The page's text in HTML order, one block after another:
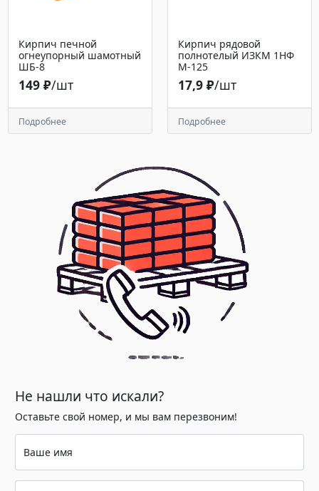
Кирпич печной
огнеупорный шамотный
ШБ-8
149 ₽/шт
Подробнее
Кирпич рядовой
полнотелый ИЗКМ 1НФ
М-125
17,9 ₽/шт
Подробнее
Не нашли что искали?
Оставьте свой номер, и мы вам перезвоним!
Ваше имя